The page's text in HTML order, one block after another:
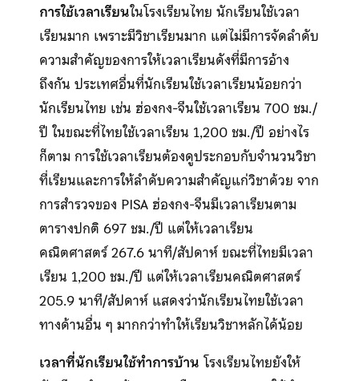
การใช้เวลาเรียนในโรงเรียนไทย นักเรียนใช้เวลา
เรียนมาก เพราะมีวิชาเรียนมาก แต่ไม่มีการจัดลำดับ
ความสำคัญของการให้เวลาเรียนดังที่มีการอ้าง
ถึงกัน ประเทศอื่นที่นักเรียนใช้เวลาเรียนน้อยกว่า
นักเรียนไทย เช่น ฮ่องกง-จีนใช้เวลาเรียน 700 ชม./
ปี ในขณะที่ไทยใช้เวลาเรียน 1,200 ชม./ปี อย่างไร
ก็ตาม การใช้เวลาเรียนต้องดูประกอบกับจำนวนวิชา
ที่เรียนและการให้ลำดับความสำคัญแก่วิชาด้วย จาก
การสำรวจของ PISA ฮ่องกง-จีนมีเวลาเรียนตาม
ตารางปกติ 697 ชม./ปี แต่ให้เวลาเรียน
คณิตศาสตร์ 267.6 นาที/สัปดาห์ ขณะที่ไทยมีเวลา
เรียน 1,200 ชม./ปี แต่ให้เวลาเรียนคณิตศาสตร์
205.9 นาที/สัปดาห์ แสดงว่านักเรียนไทยใช้เวลา
ทางด้านอื่น ๆ มากกว่าทำให้เรียนวิชาหลักได้น้อย
เวลาที่นักเรียนใช้ทำการบ้าน โรงเรียนไทยยังให้